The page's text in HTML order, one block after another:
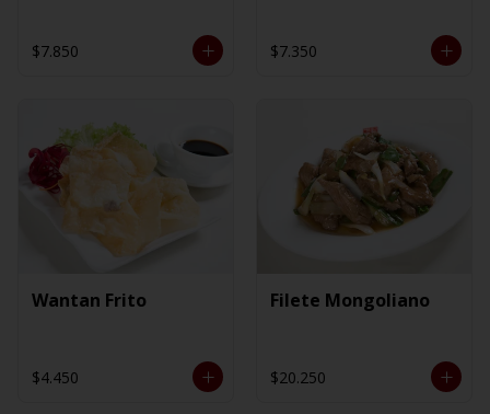
$7.850 $7.350
Wantan Frito
$4.450
Filete Mongoliano
$20.250